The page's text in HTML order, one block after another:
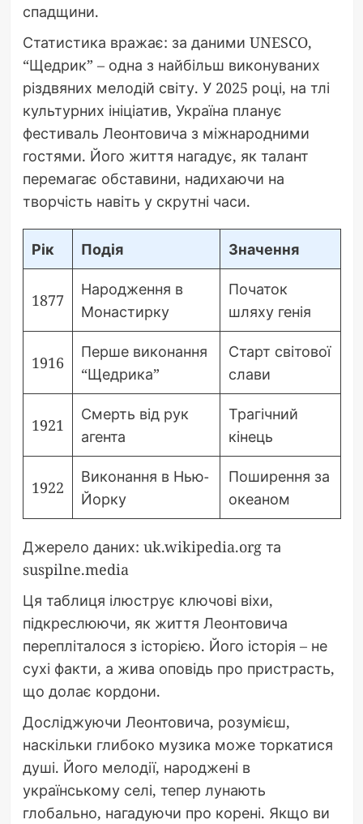
спадщини.
Статистика вражає: за даними UNESCO,
“Щедрик” – одна з найбільш виконуваних
різдвяних мелодій світу. У 2025 році, на тлі
культурних ініціатив, Україна планує
фестиваль Леонтовича з міжнародними
гостями. Його життя нагадує, як талант
перемагає обставини, надихаючи на
творчість навіть у скрутні часи.
Рік Подія Значення
1877
Народження в
Монастирку
Початок
шляху генія
1916
Перше виконання
“Щедрика”
Старт світової
слави
1921
Смерть від рук
агента
Трагічний
кінець
1922
Виконання в Нью-
Йорку
Поширення за
океаном
Джерело даних: uk.wikipedia.org та
suspilne.media
Ця таблиця ілюструє ключові віхи,
підкреслюючи, як життя Леонтовича
перепліталося з історією. Його історія – не
сухі факти, а жива оповідь про пристрасть,
що долає кордони.
Досліджуючи Леонтовича, розумієш,
наскільки глибоко музика може торкатися
душі. Його мелодії, народжені в
українському селі, тепер лунають
глобально, нагадуючи про корені. Якщо ви